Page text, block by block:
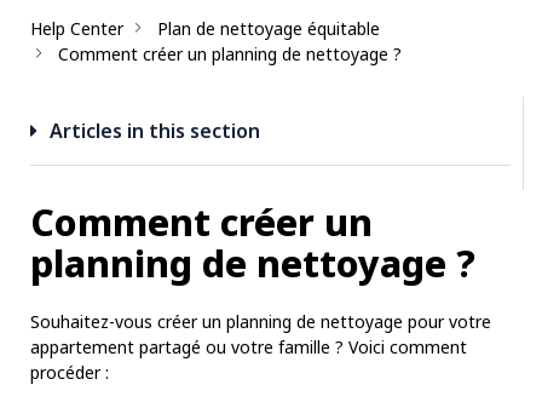
Help Center
Plan de nettoyage équitable
Comment créer un planning de nettoyage ?
Articles in this section
Comment créer un
planning de nettoyage ?
Souhaitez-vous créer un planning de nettoyage pour votre
appartement partagé ou votre famille ? Voici comment
procéder :